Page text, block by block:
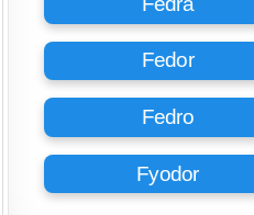
Fedor
Fedro
Fyodor